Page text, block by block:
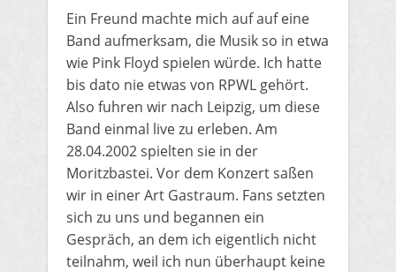
​Ein Freund machte mich auf auf eine
Band aufmerksam, die Musik so in etwa
wie Pink Floyd spielen würde. Ich hatte
bis dato nie etwas von RPWL gehört.
Also fuhren wir nach Leipzig, um diese
Band einmal live zu erleben. Am
28.04.2002 spielten sie in der
Moritzbastei. Vor dem Konzert saßen
wir in einer Art Gastraum. Fans setzten
sich zu uns und begannen ein
Gespräch, an dem ich eigentlich nicht
teilnahm, weil ich nun überhaupt keine